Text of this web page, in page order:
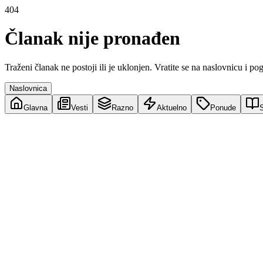
404
Članak nije pronađen
Traženi članak ne postoji ili je uklonjen. Vratite se na naslovnicu i
Naslovnica
Glavna Vesti Razno Aktuelno Ponude